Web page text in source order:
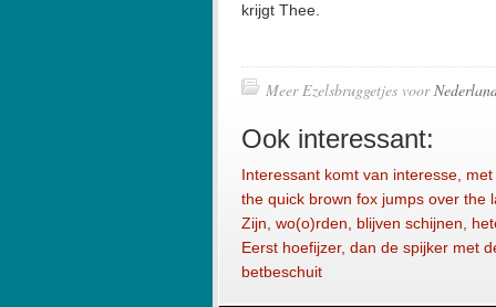
krijgt Thee.
Meer Ezelsbruggetjes voor
Ook interessant:
Interessant komt van interesse,
the quick brown fox jumps over the
Zijn, wo(o)rden, blijven schijnen,
Eerst hoefijzer, dan de spijker met
betbeschuit